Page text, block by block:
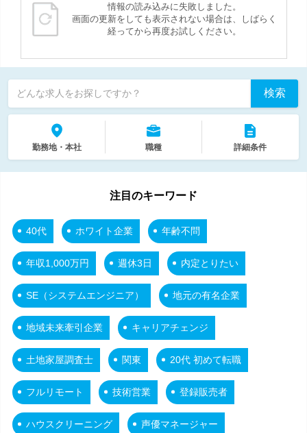
情報の読み込みに失敗しました。
画面の更新をしても表示されない場合は、しばらく
経ってから再度お試しください。
どんな求人をお探しですか？ 検索
勤務地・本社 職種 詳細条件
注目のキーワード
40代 ホワイト企業 年齢不問
年収1,000万円 週休3日 内定とりたい
SE（システムエンジニア） 地元の有名企業
地域未来牽引企業 キャリアチェンジ
土地家屋調査士 関東 20代 初めて転職
フルリモート 技術営業 登録販売者
ハウスクリーニング 声優マネージャー